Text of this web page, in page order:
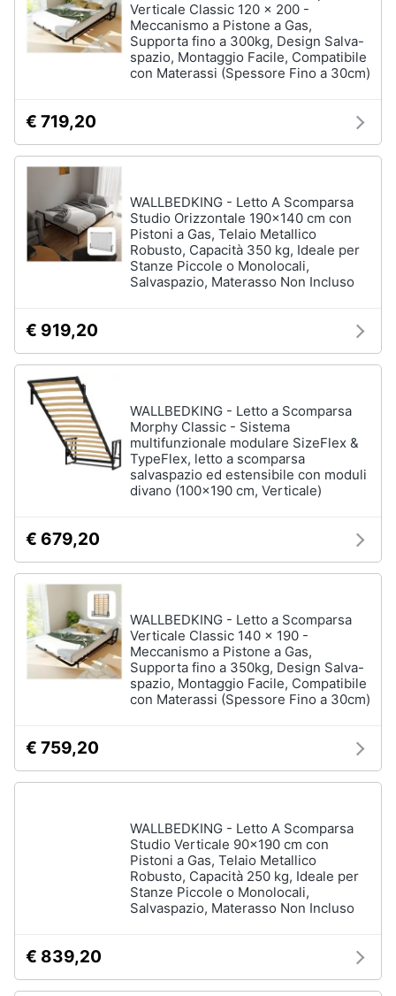
Verticale Classic 120 x 200 -
Meccanismo a Pistone a Gas,
Supporta fino a 300kg, Design Salva-
spazio, Montaggio Facile, Compatibile
con Materassi (Spessore Fino a 30cm)
€ 719,20
WALLBEDKING - Letto A Scomparsa
Studio Orizzontale 190x140 cm con
Pistoni a Gas, Telaio Metallico
Robusto, Capacità 350 kg, Ideale per
Stanze Piccole o Monolocali,
Salvaspazio, Materasso Non Incluso
€ 919,20
WALLBEDKING - Letto a Scomparsa
Morphy Classic - Sistema
multifunzionale modulare SizeFlex &
TypeFlex, letto a scomparsa
salvaspazio ed estensibile con moduli
divano (100x190 cm, Verticale)
€ 679,20
WALLBEDKING - Letto a Scomparsa
Verticale Classic 140 x 190 -
Meccanismo a Pistone a Gas,
Supporta fino a 350kg, Design Salva-
spazio, Montaggio Facile, Compatibile
con Materassi (Spessore Fino a 30cm)
€ 759,20
WALLBEDKING - Letto A Scomparsa
Studio Verticale 90x190 cm con
Pistoni a Gas, Telaio Metallico
Robusto, Capacità 250 kg, Ideale per
Stanze Piccole o Monolocali,
Salvaspazio, Materasso Non Incluso
€ 839,20